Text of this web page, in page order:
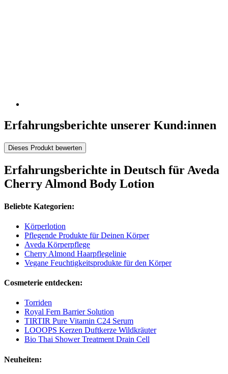
Erfahrungsberichte unserer Kund:innen
Dieses Produkt bewerten
Erfahrungsberichte in Deutsch für Aveda
Cherry Almond Body Lotion
Beliebte Kategorien:
Körperlotion
Pflegende Produkte für Deinen Körper
Aveda Körperpflege
Cherry Almond Haarpflegelinie
Vegane Feuchtigkeitsprodukte für den Körper
Cosmeterie entdecken:
Torriden
Royal Fern Barrier Solution
TIRTIR Pure Vitamin C24 Serum
LOOOPS Kerzen Duftkerze Wildkräuter
Bio Thai Shower Treatment Drain Cell
Neuheiten: